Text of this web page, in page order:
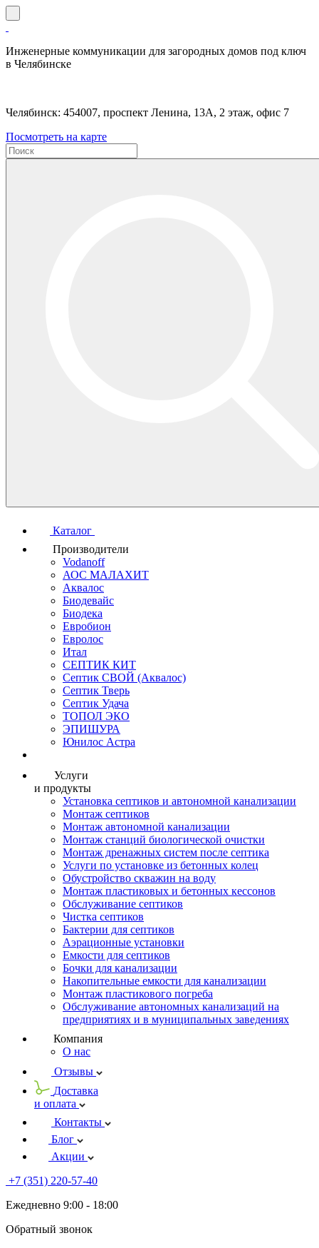
Инженерные коммуникации для загородных домов под ключ
в Челябинске
Челябинск: 454007, проспект Ленина, 13А, 2 этаж, офис 7
Посмотреть на карте
Каталог
Производители
Vodanoff
АОС МАЛАХИТ
Аквалос
Биодевайс
Биодека
Евробион
Евролос
Итал
СЕПТИК КИТ
Септик СВОЙ (Аквалос)
Септик Тверь
Септик Удача
ТОПОЛ ЭКО
ЭПИШУРА
Юнилос Астра
Услуги
и продукты
Установка септиков и автономной канализации
Монтаж септиков
Монтаж автономной канализации
Монтаж станций биологической очистки
Монтаж дренажных систем после септика
Услуги по установке из бетонных колец
Обустройство скважин на воду
Монтаж пластиковых и бетонных кессонов
Обслуживание септиков
Чистка септиков
Бактерии для септиков
Аэрационные установки
Емкости для септиков
Бочки для канализации
Накопительные емкости для канализации
Монтаж пластикового погреба
Обслуживание автономных канализаций на
предприятиях и в муниципальных заведениях
Компания
О нас
Отзывы
Доставка
и оплата
Контакты
Блог
Акции
+7 (351) 220-57-40
Ежедневно 9:00 - 18:00
Обратный звонок